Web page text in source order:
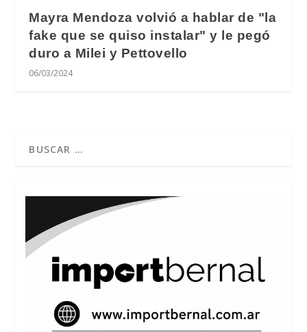
Mayra Mendoza volvió a hablar de "la
fake que se quiso instalar" y le pegó
duro a Milei y Pettovello
06/03/2024